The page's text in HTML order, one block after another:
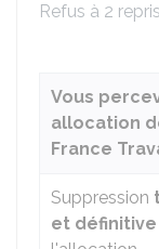
Refus à 2
Vous
allocation
France
Suppression
et définitive